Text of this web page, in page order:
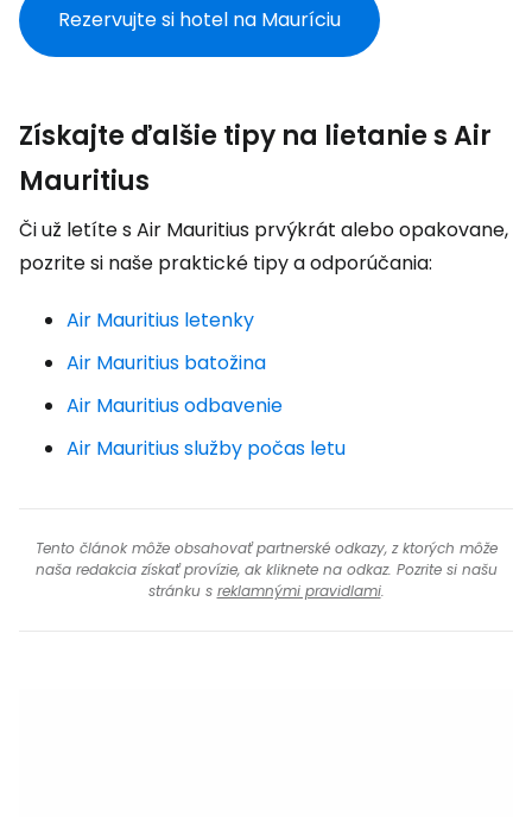
Rezervujte si hotel na Mauríciu
Získajte ďalšie tipy na lietanie s Air
Mauritius
Či už letíte s Air Mauritius prvýkrát alebo opakovane,
pozrite si naše praktické tipy a odporúčania:
Air Mauritius letenky
Air Mauritius batožina
Air Mauritius odbavenie
Air Mauritius služby počas letu
Tento článok môže obsahovať partnerské odkazy, z ktorých môže
naša redakcia získať provízie, ak kliknete na odkaz. Pozrite si našu
stránku s reklamnými pravidlami.